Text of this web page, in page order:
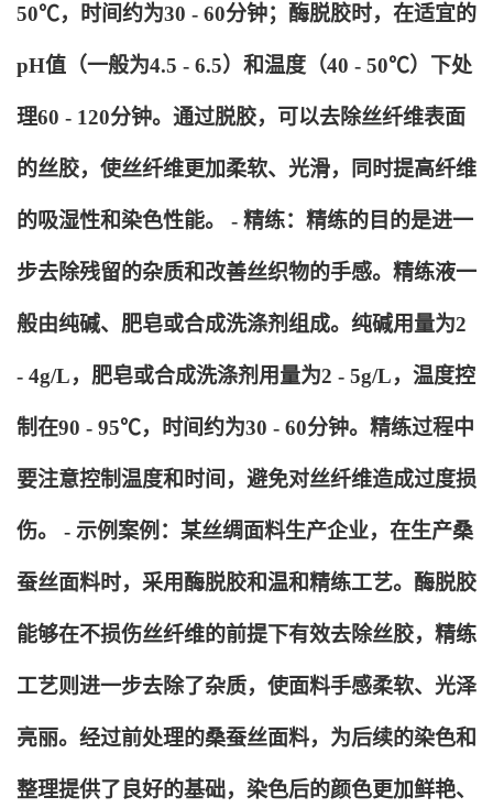
50℃，时间约为30 - 60分钟；酶脱胶时，在适宜的
pH值（一般为4.5 - 6.5）和温度（40 - 50℃）下处
理60 - 120分钟。通过脱胶，可以去除丝纤维表面
的丝胶，使丝纤维更加柔软、光滑，同时提高纤维
的吸湿性和染色性能。 - 精练：精练的目的是进一
步去除残留的杂质和改善丝织物的手感。精练液一
般由纯碱、肥皂或合成洗涤剂组成。纯碱用量为2
- 4g/L，肥皂或合成洗涤剂用量为2 - 5g/L，温度控
制在90 - 95℃，时间约为30 - 60分钟。精练过程中
要注意控制温度和时间，避免对丝纤维造成过度损
伤。 - 示例案例：某丝绸面料生产企业，在生产桑
蚕丝面料时，采用酶脱胶和温和精练工艺。酶脱胶
能够在不损伤丝纤维的前提下有效去除丝胶，精练
工艺则进一步去除了杂质，使面料手感柔软、光泽
亮丽。经过前处理的桑蚕丝面料，为后续的染色和
整理提供了良好的基础，染色后的颜色更加鲜艳、